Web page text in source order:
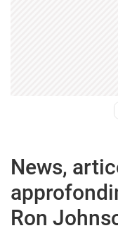
News,
Ron